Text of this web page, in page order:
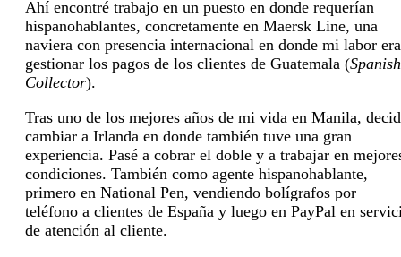
Ahí encontré trabajo en un puesto en donde requerían
hispanohablantes, concretamente en Maersk Line, una
naviera con presencia internacional en donde mi labor era
gestionar los pagos de los clientes de Guatemala (Spanish
Collector).
Tras uno de los mejores años de mi vida en Manila,
cambiar a Irlanda en donde también tuve una gran
experiencia. Pasé a cobrar el doble y a trabajar en
condiciones. También como agente hispanohablante,
primero en National Pen, vendiendo bolígrafos por
teléfono a clientes de España y luego en PayPal en
de atención al cliente.